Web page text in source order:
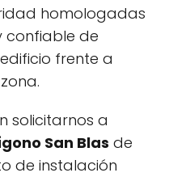
homologadas
confiable de
frente a
solicitarnos a
San Blas de
de instalación